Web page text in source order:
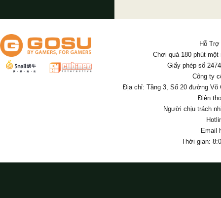
Hỗ Trợ
Chơi quá 180 phút
Giấy phép số
Công ty
Địa chỉ: Tầng 3, Số 20 đường Võ
Điện
Người chịu trách
Email
Thời gian: